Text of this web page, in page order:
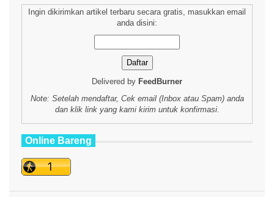
Ingin dikirimkan artikel terbaru secara gratis, masukkan email
anda disini:
Delivered by FeedBurner
Note: Setelah mendaftar, Cek email (Inbox atau Spam) anda
dan klik link yang kami kirim untuk konfirmasi.
Online Bareng